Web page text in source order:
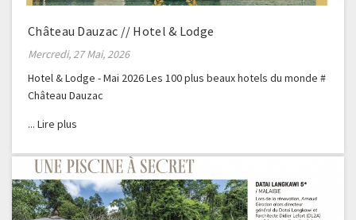
Château Dauzac // Hotel & Lodge
Mercredi, 27 Mai, 2026
Hotel & Lodge - Mai 2026 Les 100 plus beaux hotels du monde #
Château Dauzac